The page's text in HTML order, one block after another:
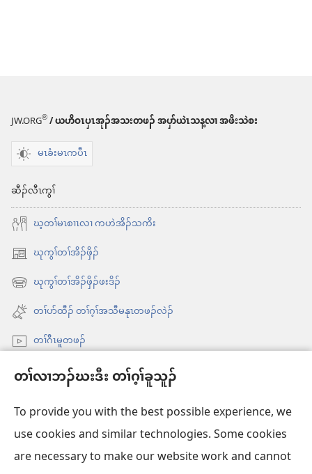
တၢ်လၢဘၣ်ဃးဒီး တၢ်ဂ့ၢ်ခူသူၣ်
To provide you with the best possible experience, we
use cookies and similar technologies. Some cookies
are necessary to make our website work and cannot
JW.ORG®/ ယဟိဝၤပှၤအုၣ်အသးတဖၣ် အပှာ်ယဲၤသန့လၢ အဖိးသဲစး
မၤခံးမၤကပီၤ
ဆီၣ်လီၤကွၢ်
ဃ့တၢ်မၤစၢၤလၢ ကဟဲအိၣ်သကိး
ဃုကွၢ်တၢ်အိၣ်ဖှိၣ်
အိး
ထီၣ်
အ
သီ
တ
ဘ့ၣ်
ဃုကွၢ်တၢ်အိၣ်ဖှိၣ်ဖးဒိၣ်
အိး
ထီၣ်
အ
တ
တၢ်ပာ်ထီၣ် တၢ်ဂ့ၢ်အသီမနုၤတဖၣ်လဲၣ်
တၢ်ဂီၤမူတဖၣ်
Videos with Audio Descriptions
တၢ်မၤဘူၣ်တဖၣ်
ထီၣ်